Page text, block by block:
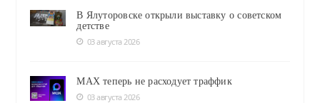
В Ялуторовске открыли выставку о советском
детстве
03 августа 2026
MAX теперь не расходует траффик
03 августа 2026